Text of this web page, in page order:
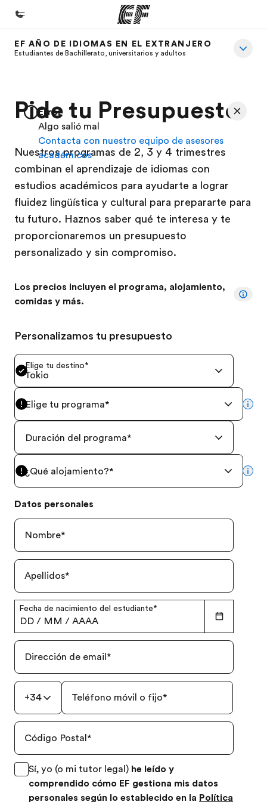
Inicio
Programas
Ver todo lo que hacemos
Oficinas
Sobre nosotros
Quiénes somos
Únete al equipo
EF AÑO DE IDIOMAS EN EL EXTRANJERO
Estudiantes de Bachillerato, universitarios y adultos
Pide tu Presupuesto
Nuestros programas de 2, 3 y 4 trimestres
combinan el aprendizaje de idiomas con
estudios académicos para ayudarte a lograr
fluidez lingüística y cultural para prepararte para
tu futuro. Haznos saber qué te interesa y te
proporcionaremos un presupuesto
personalizado y sin compromiso.
Los precios incluyen el programa, alojamiento,
comidas y más.
Personalizamos tu presupuesto
Elige tu destino*
Tokio
Elige tu programa*
Duración del programa*
¿Qué alojamiento?*
Datos personales
Nombre*
Apellidos*
Fecha de nacimiento del estudiante*
DD / MM / AAAA
Dirección de email *
+34 Teléfono móvil o fijo*
Código Postal *
Sí, yo (o mi tutor legal) he leído y
comprendido cómo EF gestiona mis datos
personales según lo establecido en la Política
Error
Algo salió mal
Contacta con nuestro equipo de asesores
académicos